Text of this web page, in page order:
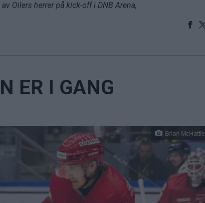
Oilers herrer på kick-off i DNB Arena,
ER I GANG
Brian McHattie